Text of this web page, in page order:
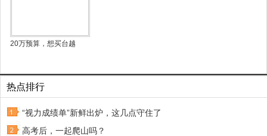
20万预算，想买台越
热点排行
“视力成绩单”新鲜出炉，这几点守住了
高考后，一起爬山吗？